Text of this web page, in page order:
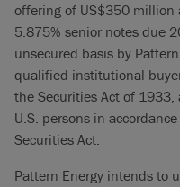
offering of US$350 million
5.875% senior notes due
unsecured basis by
qualified institutional
the Securities Act of
U.S. persons in
Securities Act.
Pattern Energy intends to